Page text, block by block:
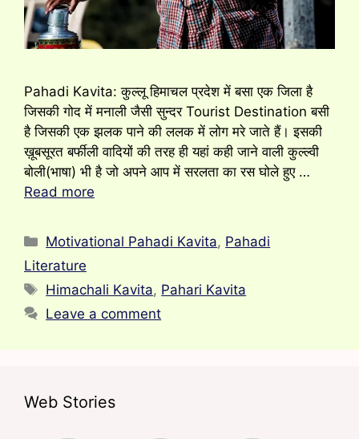
Pahadi Kavita: कुल्लू हिमाचल प्रदेश में बसा एक जिला है
जिसकी गोद में मनाली जैसी सुन्दर Tourist Destination बसी
है जिसकी एक झलक पाने की ललक में लोग मरे जाते हैं। इसकी
ख़ूबसूरत बर्फीली वादियों की तरह ही यहां कही जाने वाली कुल्ल्वी
बोली(भाषा) भी है जो अपने आप में सरलता का रस घोले हुए …
Read more
Categories
Motivational Pahadi Kavita, Pahadi
Literature
Tags
Himachali Kavita, Pahari Kavita
Leave a comment
Web Stories